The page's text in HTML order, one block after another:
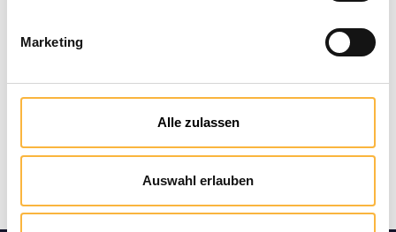
Marketing
Alle zulassen
Auswahl erlauben